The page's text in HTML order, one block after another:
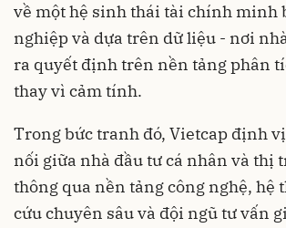
về một hệ sinh thái tài chính minh
nghiệp và dựa trên dữ liệu - nơi
ra quyết định trên nền tảng phân
thay vì cảm tính.
Trong bức tranh đó, Vietcap định
nối giữa nhà đầu tư cá nhân và thị
thông qua nền tảng công nghệ, hệ
cứu chuyên sâu và đội ngũ tư vấn